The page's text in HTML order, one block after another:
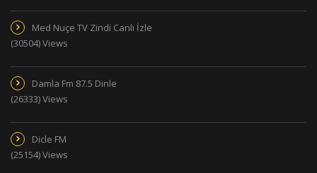
Med Nuçe TV Zindi Canlı İzle
(30504) Views
Damla Fm 87.5 Dinle
(26333) Views
Dicle FM
(25154) Views